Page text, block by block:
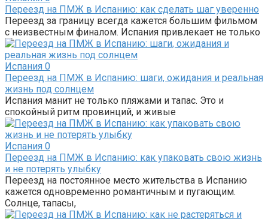
Переезд на ПМЖ в Испанию: как сделать шаг уверенно
Переезд за границу всегда кажется большим фильмом
с неизвестным финалом. Испания привлекает не только
Испания 0
Переезд на ПМЖ в Испанию: шаги, ожидания и реальная
жизнь под солнцем
Испания манит не только пляжами и тапас. Это и
спокойный ритм провинций, и живые
Испания 0
Переезд на ПМЖ в Испанию: как упаковать свою жизнь
и не потерять улыбку
Переезд на постоянное место жительства в Испанию
кажется одновременно романтичным и пугающим.
Солнце, тапасы,